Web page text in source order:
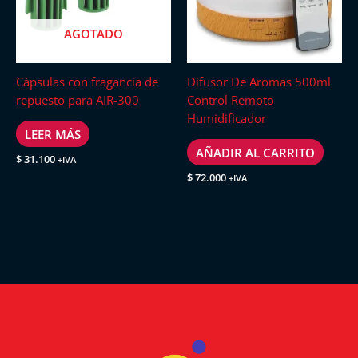
AGOTADO
Cápsulas con fragancia de
repuesto para AIR-300
LEER MÁS
$31.100 +IVA
Difusor De Aromas 500ml
Control Remoto
Humidificador
AÑADIR AL CARRITO
$72.000 +IVA